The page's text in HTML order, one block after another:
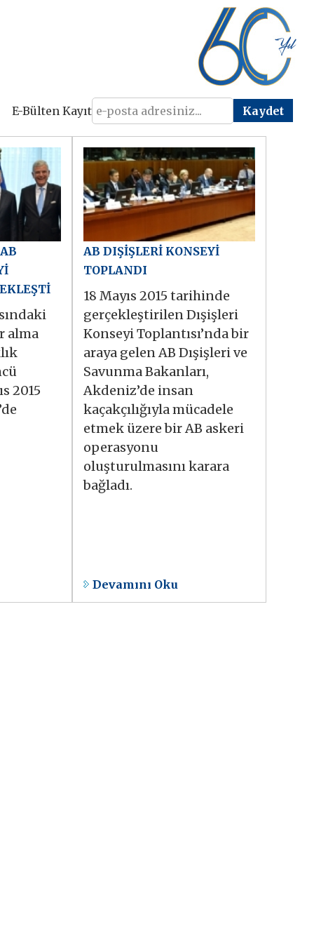
E-Bülten Kayıt
alma
2015
AB DIŞİŞLERİ KONSEYİ
TOPLANDI
18 Mayıs 2015 tarihinde
gerçekleştirilen Dışişleri
Konseyi Toplantısı’nda bir
araya gelen AB Dışişleri ve
Savunma Bakanları,
Akdeniz’de insan
kaçakçılığıyla mücadele
etmek üzere bir AB askeri
operasyonu
oluşturulmasını karara
bağladı.
Devamını Oku